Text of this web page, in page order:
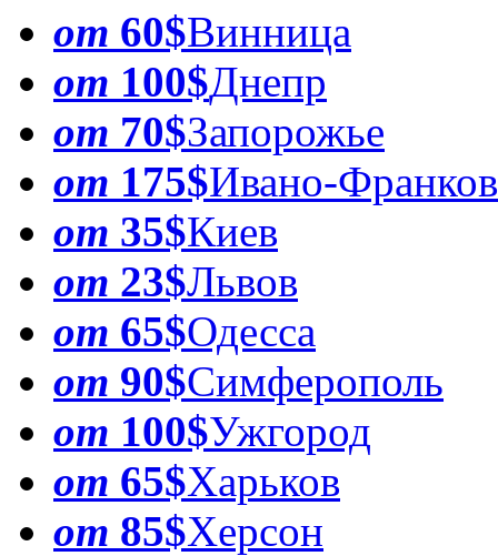
от 60$Винница
от 100$Днепр
от 70$Запорожье
от 175$Ивано-
от 35$Киев
от 23$Львов
от 65$Одесса
от 90$Симферополь
от 100$Ужгород
от 65$Харьков
от 85$Херсон